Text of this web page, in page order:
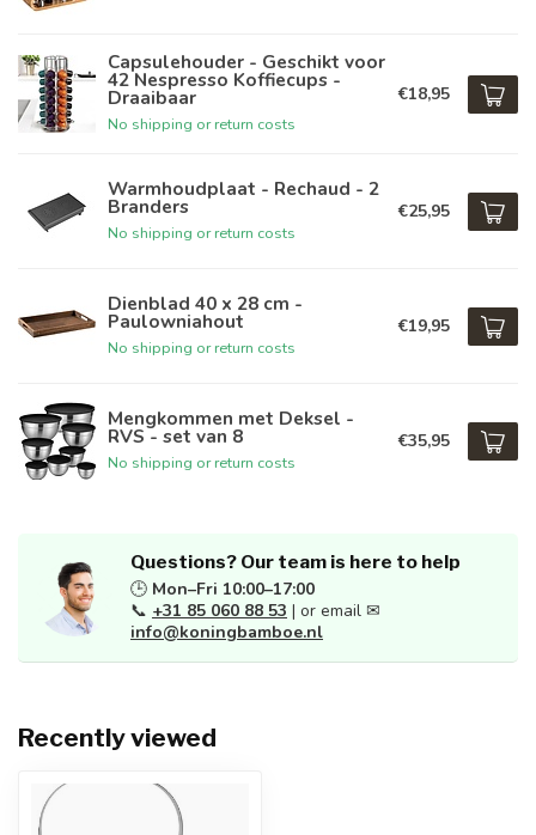
Capsulehouder - Geschikt voor
42 Nespresso Koffiecups -
Draaibaar
No shipping or return costs
€18,95
Warmhoudplaat - Rechaud - 2
Branders
No shipping or return costs
€25,95
Dienblad 40 x 28 cm -
Paulowniahout
No shipping or return costs
€19,95
Mengkommen met Deksel -
RVS - set van 8
No shipping or return costs
€35,95
Questions? Our team is here to help
🕒 Mon–Fri 10:00–17:00
📞 +31 85 060 88 53 | or email ✉
info@koningbamboe.nl
Recently viewed